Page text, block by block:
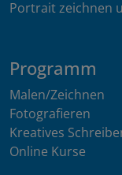
Portrait zeichnen
Programm
Malen/Zeichnen
Fotografieren
Kreatives
Online Kurse